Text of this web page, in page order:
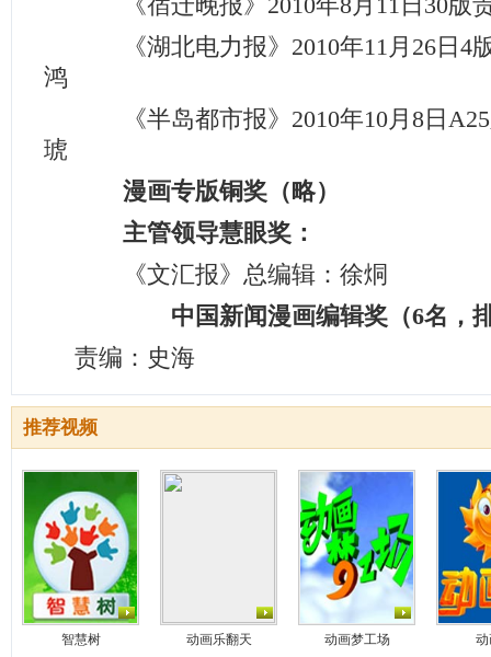
《宿迁晚报》2010年8月11日30版
《湖北电力报》2010年11月26日4
鸿
《半岛都市报》2010年10月8日A25
琥
漫画专版铜奖（略）
主管领导慧眼奖：
《文汇报》总编辑：徐烔
中国新闻漫画编辑奖（6名，
责编：史海
推荐视频
智慧树 动画乐翻天 动画梦工场 动